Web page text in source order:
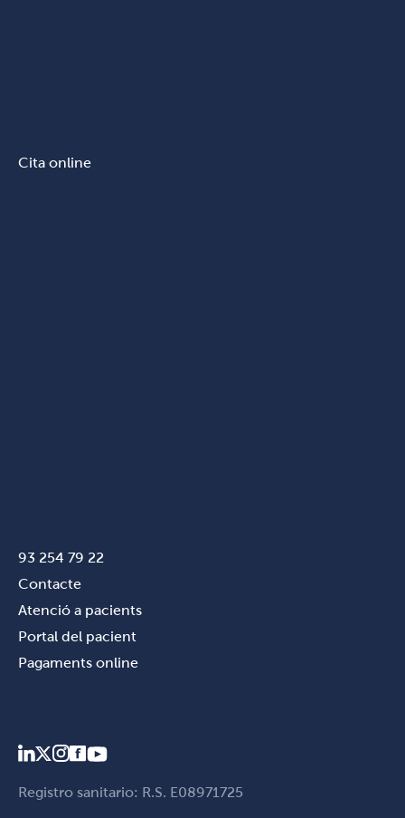
Cita online
93 254 79 22
Contacte
Atenció a pacients
Portal del pacient
Pagaments online
Registro sanitario: R.S. E08971725